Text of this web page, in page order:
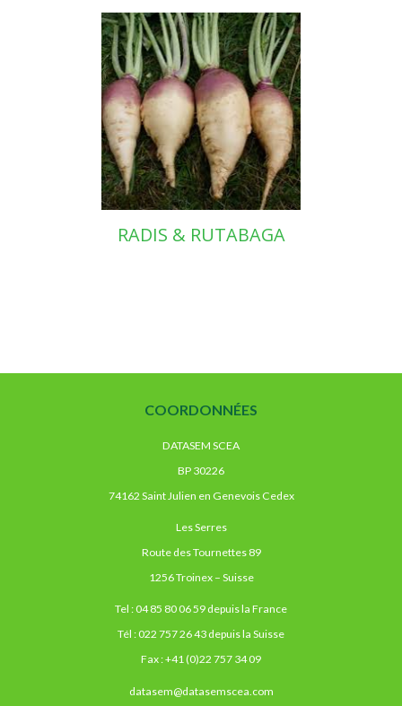
RADIS & RUTABAGA
COORDONNÉES
DATASEM SCEA
BP 30226
74162 Saint Julien en Genevois Cedex
Les Serres
Route des Tournettes 89
1256 Troinex – Suisse
Tel : 04 85 80 06 59 depuis la France
Tél : 022 757 26 43 depuis la Suisse
Fax : +41 (0)22 757 34 09
datasem@datasemscea.com